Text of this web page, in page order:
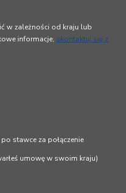
w zależności od kraju lub
informacje, skontaktuj się z
stawce za połączenie
umowę w swoim kraju)